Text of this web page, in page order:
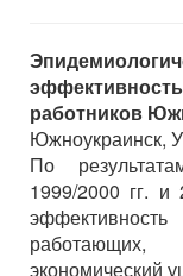
работников
Южноукраинск,
По
1999/2000 гг. и
экономический